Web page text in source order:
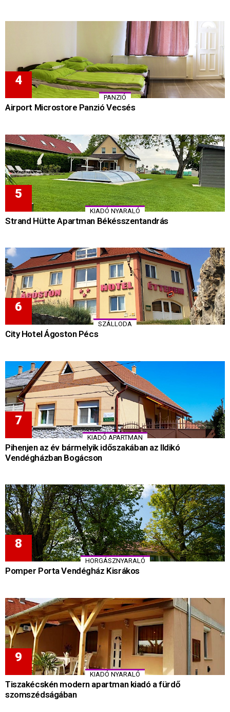
PANZIÓ
Airport Microstore Panzió Vecsés
KIADÓ NYARALÓ
Strand Hütte Apartman Békésszentandrás
SZÁLLODA
City Hotel Ágoston Pécs
KIADÓ APARTMAN
Pihenjen az év bármelyik időszakában az Ildikó
Vendégházban Bogácson
HORGÁSZNYARALÓ
Pomper Porta Vendégház Kisrákos
KIADÓ NYARALÓ
Tiszakécskén modern apartman kiadó a fürdő
szomszédságában